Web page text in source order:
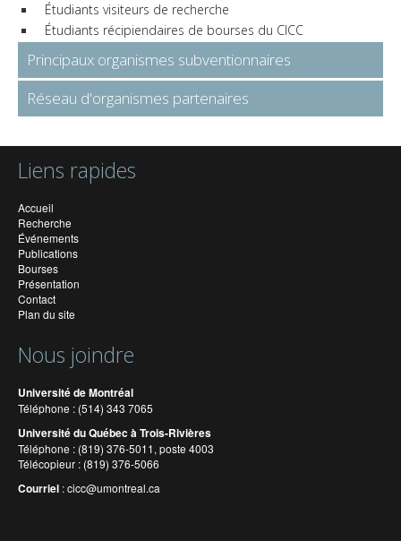
Étudiants visiteurs de recherche
Étudiants récipiendaires de bourses du CICC
Principaux organismes subventionnaires
Réseau d'organismes partenaires
Liens rapides
Accueil
Recherche
Événements
Publications
Bourses
Présentation
Contact
Plan du site
Nous joindre
Université de Montréal
Téléphone : (514) 343 7065
Université du Québec à Trois-Rivières
Téléphone : (819) 376-5011, poste 4003
Télécopieur : (819) 376-5066
Courriel :cicc@umontreal.ca